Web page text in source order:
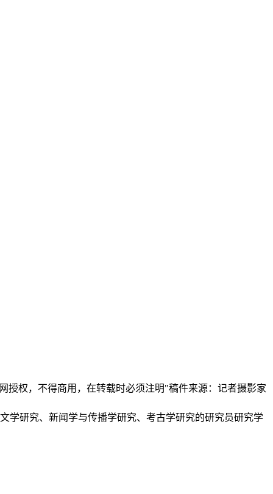
授权，不得商用，在转载时必须注明"稿件来源：记者摄影家
学研究、新闻学与传播学研究、考古学研究的研究员研究学